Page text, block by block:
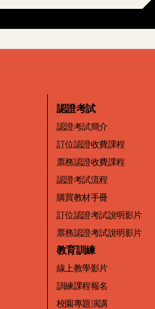
認證考試
認證考試簡介
訂位認證收費課程
票務認證收費課程
認證考試流程
購買教材手冊
訂位認證考試說明影片
票務認證考試說明影片
教育訓練
線上教學影片
訓練課程報名
校園專題演講